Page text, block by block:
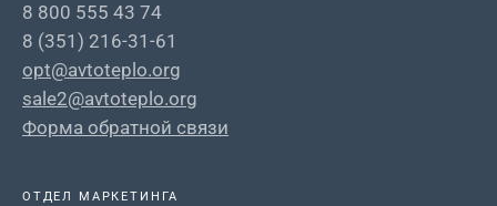
8 800 555 43 74
8 (351) 216-31-61
opt@avtoteplo.org
sale2@avtoteplo.org
Форма обратной связи
ОТДЕЛ МАРКЕТИНГА